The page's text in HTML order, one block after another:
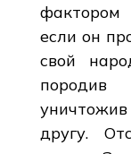
фактором
если он
свой
породив
другу.